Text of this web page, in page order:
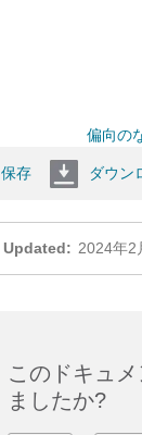
偏向の
保存 ダウン
Updated: 2024年2
このドキュ
ましたか?